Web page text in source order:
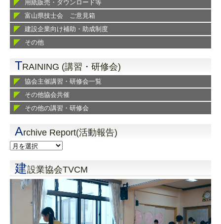
用紙販売・ダウンロード等
富山県技士会 ご意見箱
建設企業向け補助・助成制度
その他
TRAINING (講習・研修会)
協会主催講習・研修会一覧
その他協会共催
その他の講習・研修会
Archive Report(活動報告)
建設業協会TVCM